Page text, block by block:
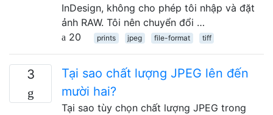
InDesign, không cho phép tôi nhập và đặt
ảnh RAW. Tôi nên chuyển đổi …
20
prints jpeg file-format tiff
3
Tại sao chất lượng JPEG lên đến
mười hai?
Tại sao tùy chọn chất lượng JPEG trong